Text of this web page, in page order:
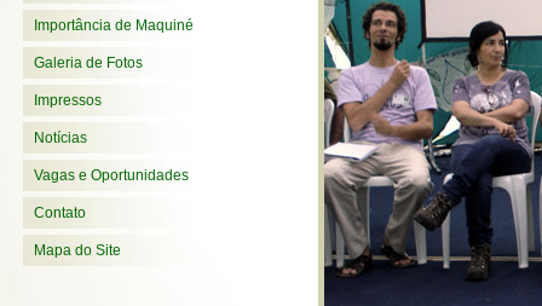
Importância de Maquiné
Galeria de Fotos
Impressos
Notícias
Vagas e Oportunidades
Contato
Mapa do Site